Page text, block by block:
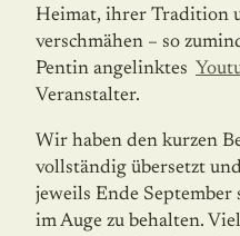
Heimat, ihrer Tradition
verschmähen – so
Pentin angelinktes
Veranstalter.
Wir haben den kurzen
vollständig übersetzt
jeweils Ende
im Auge zu behalten.